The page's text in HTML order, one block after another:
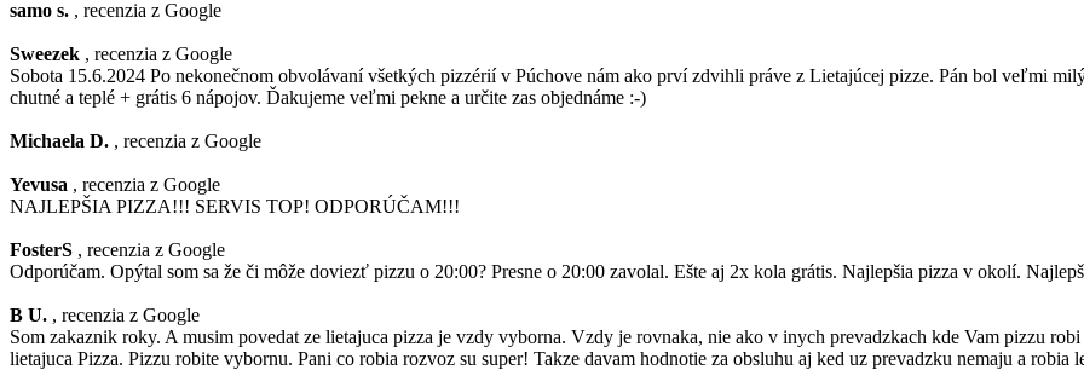
samo s. , recenzia z Google
Sweezek , recenzia z Google
Sobota 15.6.2024 Po nekonečnom obvolávaní všetkých pizzérií v Púchove nám ako prví zdvihli práve z Lietajúcej pizze. Pán bol veľmi
chutné a teplé + grátis 6 nápojov. Ďakujeme veľmi pekne a určite zas objednáme :-)
Michaela D. , recenzia z Google
Yevusa , recenzia z Google
NAJLEPŠIA PIZZA!!! SERVIS TOP! ODPORÚČAM!!!
FosterS , recenzia z Google
Odporúčam. Opýtal som sa že či môže doviezť pizzu o 20:00? Presne o 20:00 zavolal. Ešte aj 2x kola grátis. Najlepšia pizza v okolí.
B U. , recenzia z Google
Som zakaznik roky. A musim povedat ze lietajuca pizza je vzdy vyborna. Vzdy je rovnaka, nie ako v inych prevadzkach kde Vam pizzu
lietajuca Pizza. Pizzu robite vybornu. Pani co robia rozvoz su super! Takze davam hodnotie za obsluhu aj ked uz prevadzku nemaju a robia